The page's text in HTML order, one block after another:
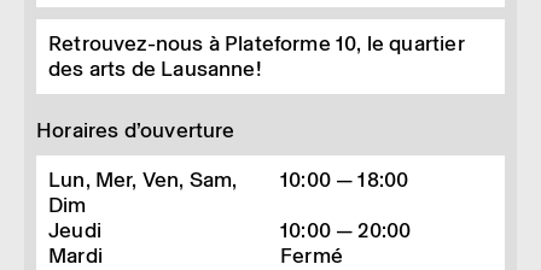
Retrouvez-nous à Plateforme 10, le quartier
des arts de Lausanne!
Horaires d’ouverture
Lun, Mer, Ven, Sam,
Dim
10:00 — 18:00
Jeudi
10:00 — 20:00
Mardi
Fermé